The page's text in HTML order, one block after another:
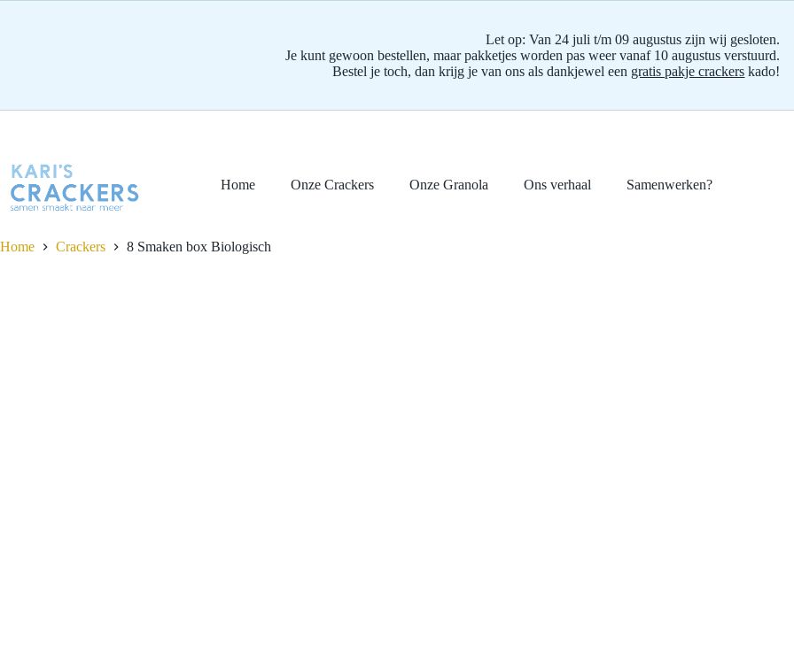
Let op: Van 24 juli t/m 09 augustus zijn wij gesloten.
Je kunt gewoon bestellen, maar pakketjes worden pas weer vanaf 10 augustus verstuurd.
Bestel je toch, dan krijg je van ons als dankjewel een gratis pakje crackers kado!
inhoud
Home Onze Crackers Onze Granola Ons verhaal Samenwerken?
Home Crackers 8 Smaken box Biologisch